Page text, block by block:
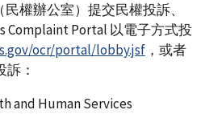
民權辦公室）提交民權投訴、
Complaint Portal 以電子方式投
ocr/portal/lobby.jsf ，或者
：
and Human Services